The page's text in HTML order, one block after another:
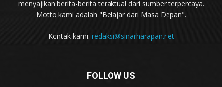
menyajikan berita-berita teraktual dari sumber terpercaya.
Motto kami adalah "Belajar dari Masa Depan".
Kontak kami: redaksi@sinarharapan.net
FOLLOW US